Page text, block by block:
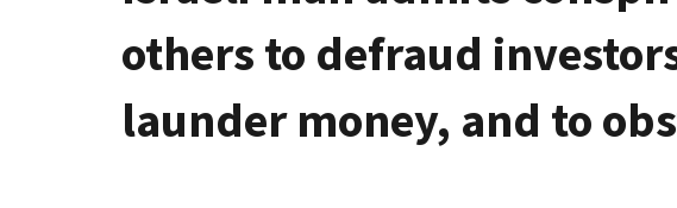
others to defraud
launder money, and to